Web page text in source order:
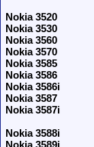
Nokia 3520
Nokia 3530
Nokia 3560
Nokia 3570
Nokia 3585
Nokia 3586
Nokia 3586i
Nokia 3587
Nokia 3587i
Nokia 3588i
Nokia 3589i